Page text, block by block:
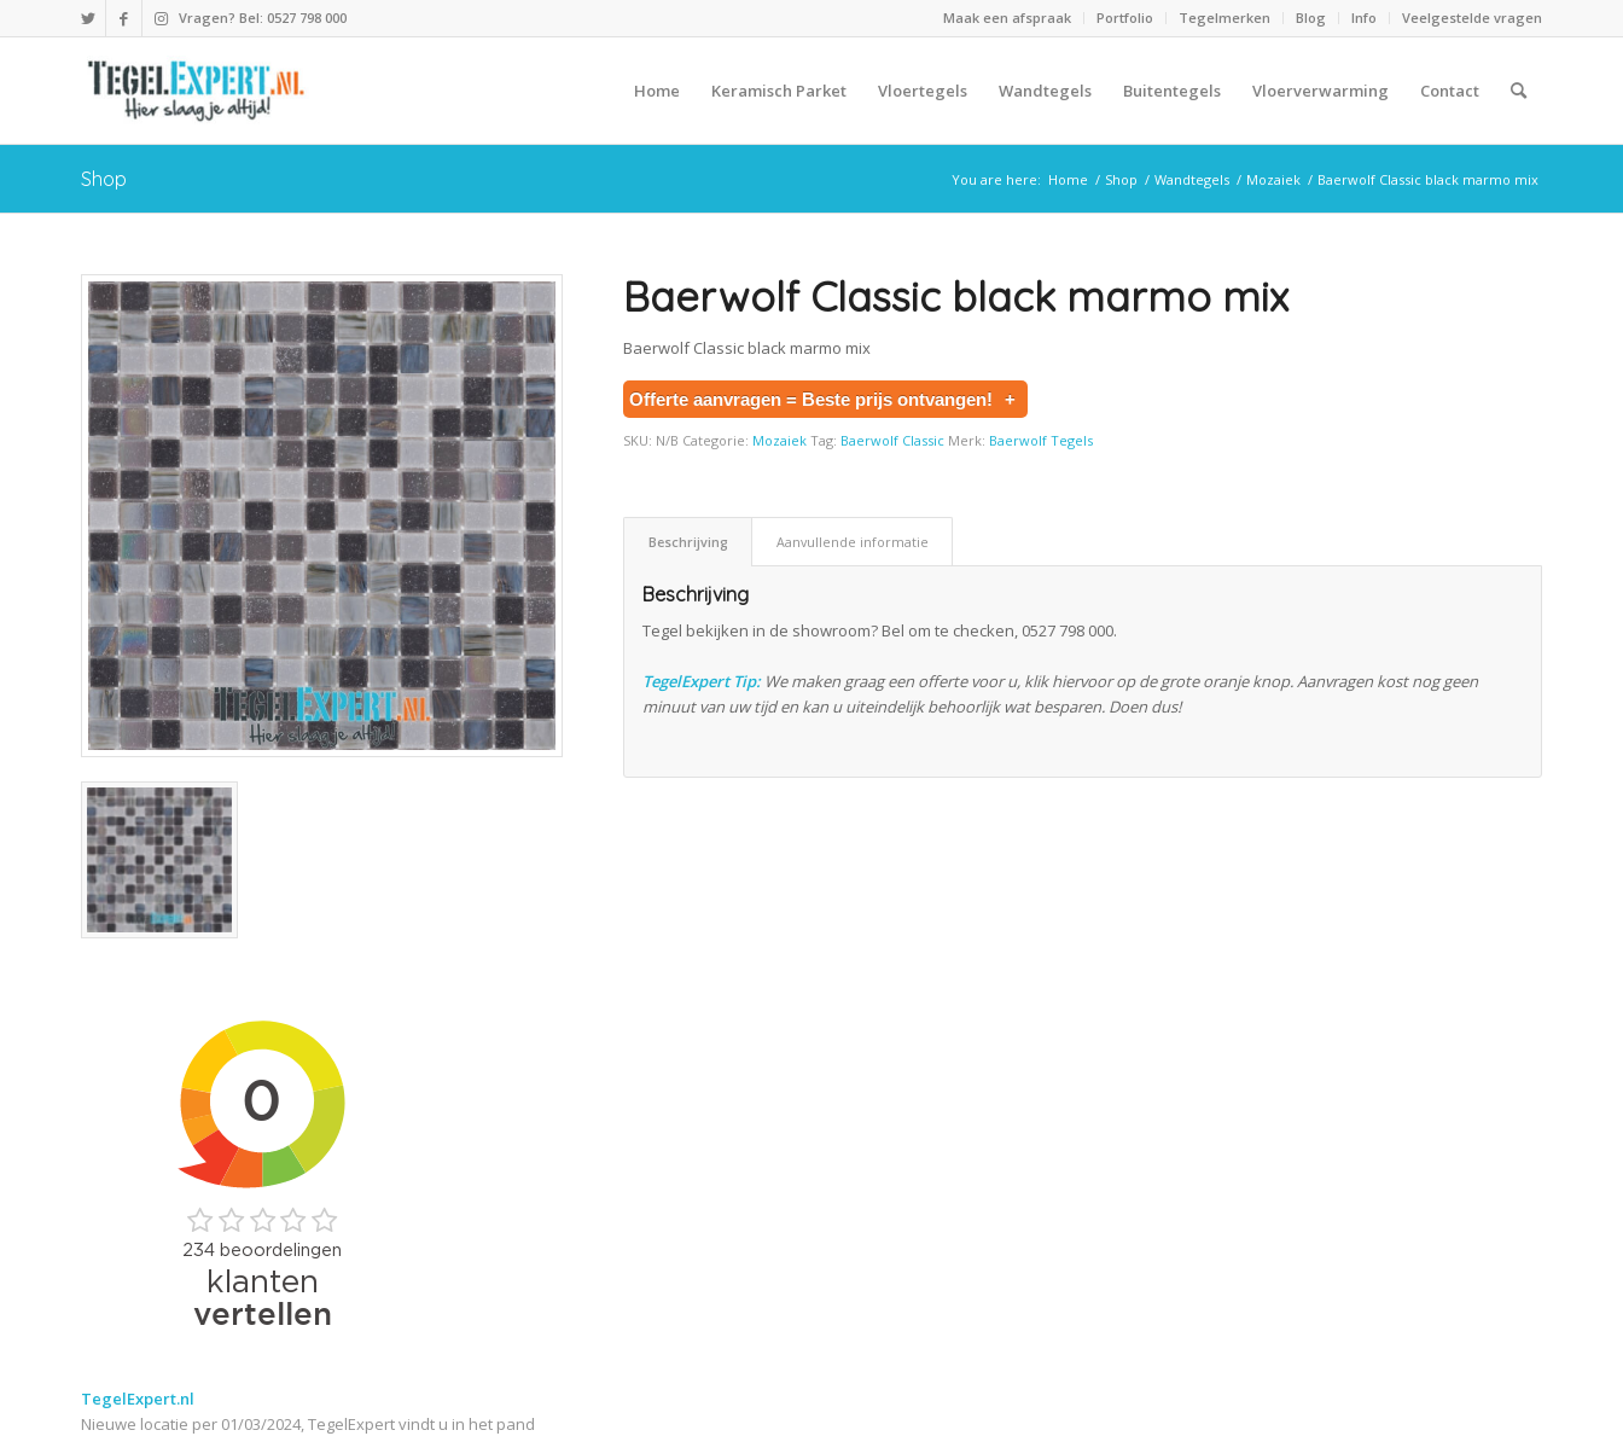
Maak een afspraak Portfolio Tegelmerken Blog Info Veelgestelde vragen
Vragen? Bel: 0527 798 000
Home Keramisch Parket Vloertegels Wandtegels Buitentegels Vloerverwarming Contact
Shop You are here: Home / Shop / Wandtegels / Mozaiek / Baerwolf Classic black marmo mix
TegelExpert.nl
Nieuwe locatie per 01/03/2024, TegelExpert vindt u in het pand
Baerwolf Classic black marmo mix
Baerwolf Classic black marmo mix
Offerte aanvragen = Beste prijs ontvangen! +
SKU: N/B Categorie: Mozaiek Tag: Baerwolf Classic Merk: Baerwolf Tegels
Beschrijving Aanvullende informatie
Beschrijving
Tegel bekijken in de showroom? Bel om te checken, 0527 798 000.
TegelExpert Tip:We maken graag een offerte voor u, klik hiervoor op de grote oranje knop. Aanvragen kost nog geen
minuut van uw tijd en kan u uiteindelijk behoorlijk wat besparen. Doen dus!